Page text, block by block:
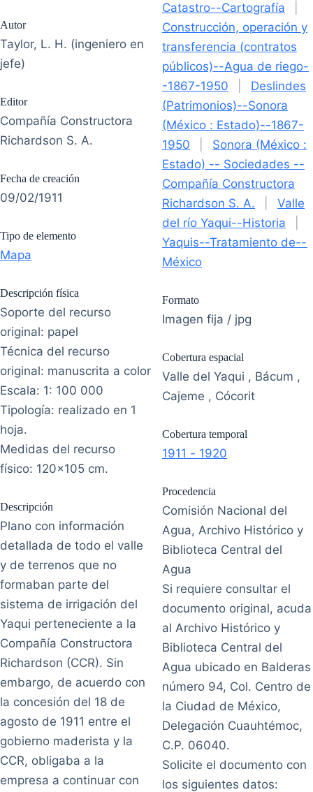
Autor
Taylor, L. H. (ingeniero en
jefe)
Editor
Compañía Constructora
Richardson S. A.
Fecha de creación
09/02/1911
Tipo de elemento
Mapa
Descripción física
Soporte del recurso
original: papel
Técnica del recurso
original: manuscrita a color
Escala: 1: 100 000
Tipología: realizado en 1
hoja.
Medidas del recurso
físico: 120x105 cm.
Descripción
Plano con información
detallada de todo el valle
y de terrenos que no
formaban parte del
sistema de irrigación del
Yaqui perteneciente a la
Compañía Constructora
Richardson (CCR). Sin
embargo, de acuerdo con
la concesión del 18 de
agosto de 1911 entre el
gobierno maderista y la
CCR, obligaba a la
empresa a continuar con
Catastro--Cartografía
Construcción, operación y
transferencia (contratos
públicos)--Agua de riego-
-1867-1950
Deslindes
(Patrimonios)--Sonora
(México : Estado)--1867-
1950
Sonora (México :
Estado) -- Sociedades --
Compañía Constructora
Richardson S. A.
Valle
del río Yaqui--Historia
Yaquis--Tratamiento de--
México
Formato
Imagen fija / jpg
Cobertura espacial
Valle del Yaqui , Bácum ,
Cajeme , Cócorit
Cobertura temporal
1911 - 1920
Procedencia
Comisión Nacional del
Agua, Archivo Histórico y
Biblioteca Central del
Agua
Si requiere consultar el
documento original, acuda
al Archivo Histórico y
Biblioteca Central del
Agua ubicado en Balderas
número 94, Col. Centro de
la Ciudad de México,
Delegación Cuauhtémoc,
C.P. 06040.
Solicite el documento con
los siguientes datos: